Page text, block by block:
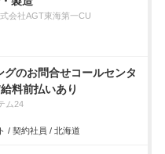
会社AGT東海第一CU
グのお問合せコールセンタ
料前払いあり
ム24
/ 契約社員 / 北海道